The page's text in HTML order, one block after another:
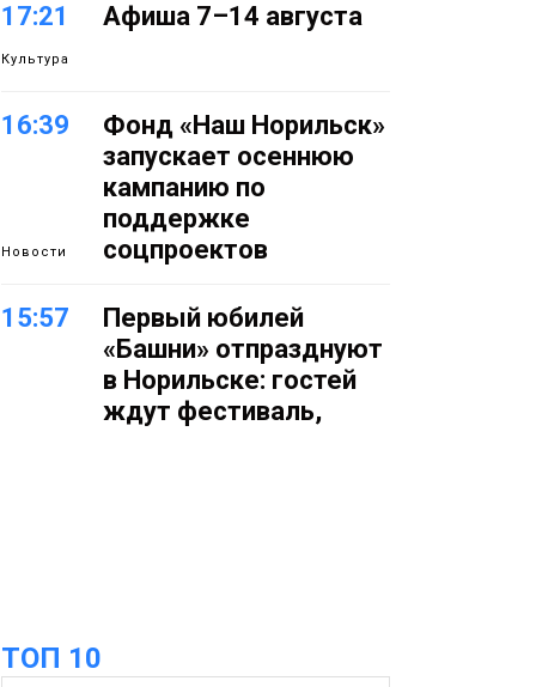
17:21
Культура
Афиша 7–14 августа
16:39
Новости
Фонд «Наш Норильск»
запускает осеннюю
кампанию по
поддержке
соцпроектов
15:57
Первый юбилей
«Башни» отпразднуют
в Норильске: гостей
ждут фестиваль,
ТОП 10